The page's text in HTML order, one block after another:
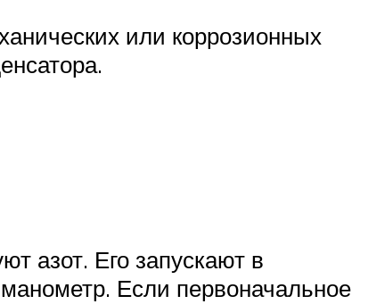
или коррозионных
азот. Его запускают в
Если первоначальное